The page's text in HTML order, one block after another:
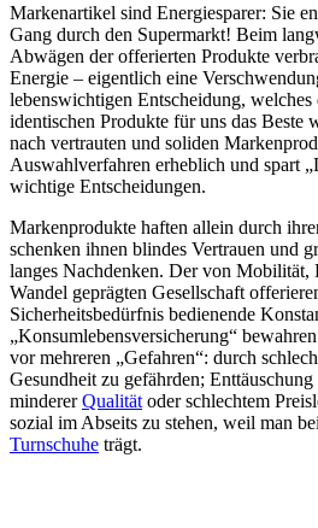
Markenartikel sind Energiesparer: Sie
Gang durch den Supermarkt! Beim
Abwägen der offerierten Produkte
Energie – eigentlich eine
lebenswichtigen Entscheidung,
identischen Produkte für uns das Beste
nach vertrauten und soliden
Auswahlverfahren erheblich und spart
wichtige Entscheidungen.
Markenprodukte haften allein durch
schenken ihnen blindes Vertrauen und
langes Nachdenken. Der von Mobilität,
Wandel geprägten Gesellschaft
Sicherheitsbedürfnis bedienende
„Konsumlebensversicherung“
vor mehreren „Gefahren“: durch
Gesundheit zu gefährden;
mindererQualität oder schlechtem
sozial im Abseits zu stehen, weil man
Turnschuhe trägt.